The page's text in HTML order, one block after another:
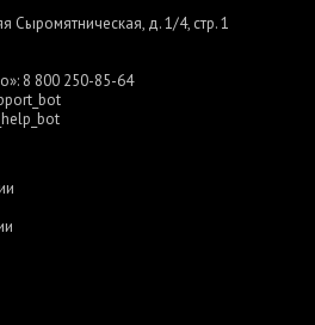
Сыромятническая, д. 1/4, стр. 1
8 800 250-85-64